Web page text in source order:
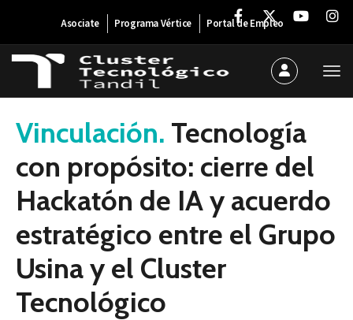
Asociate Programa Vértice Portal de Empleo
23 de abril de 2025
Vinculación. Tecnología
con propósito: cierre del
Hackatón de IA y acuerdo
estratégico entre el Grupo
Usina y el Cluster
Tecnológico